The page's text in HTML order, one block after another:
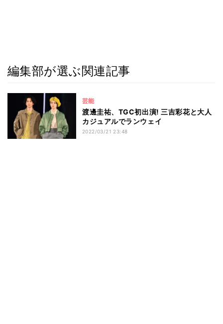
編集部が選ぶ関連記事
芸能
渡邊圭祐、TGC初出演! 三吉彩花と大人
カジュアルでランウェイ
2022/03/21 23:48